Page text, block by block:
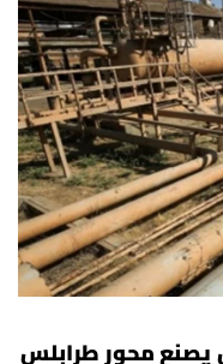
يصنع محور طرابلس